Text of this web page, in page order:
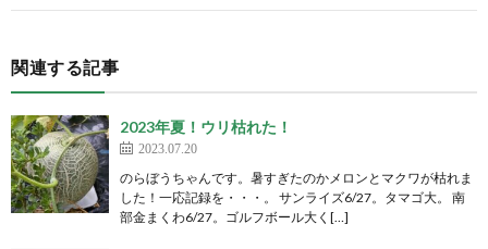
関連する記事
2023年夏！ウリ枯れた！
2023.07.20
のらぼうちゃんです。暑すぎたのかメロンとマクワが枯れま
した！一応記録を・・・。 サンライズ6/27。タマゴ大。 南
部金まくわ6/27。ゴルフボール大く[…]